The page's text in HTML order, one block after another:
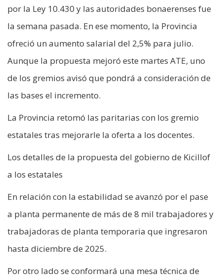
por la Ley 10.430 y las autoridades bonaerenses fue
la semana pasada. En ese momento, la Provincia
ofreció un aumento salarial del 2,5% para julio.
Aunque la propuesta mejoró este martes ATE, uno
de los gremios avisó que pondrá a consideración de
las bases el incremento.
La Provincia retomó las paritarias con los gremio
estatales tras mejorarle la oferta a los docentes.
Los detalles de la propuesta del gobierno de Kicillof
a los estatales
En relación con la estabilidad se avanzó por el pase
a planta permanente de más de 8 mil trabajadores y
trabajadoras de planta temporaria que ingresaron
hasta diciembre de 2025.
Por otro lado se conformará una mesa técnica de